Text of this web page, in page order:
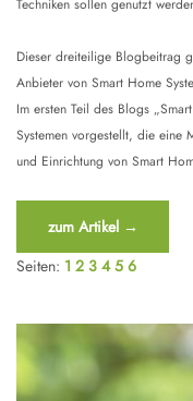
Dieser dreiteilige Blogbeitrag
Anbieter von Smart Home
Im ersten Teil des Blogs
Systemen vorgestellt, die eine
und Einrichtung von Smart
“Smart
Wohnen
–
1”
zum Artikel →
Seiten: 1 2 3 4 5 6